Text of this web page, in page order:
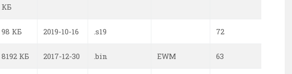
КБ
98 КБ 2019-10-16 .s19 72
8192 КБ 2017-12-30 .bin EWM 63